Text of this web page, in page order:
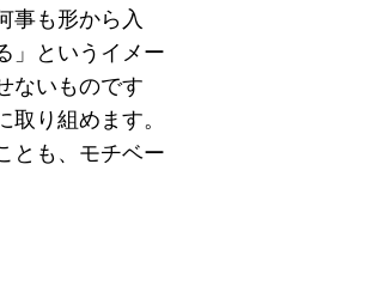
事も形から入
」というイメー
ないものです
り組めます。
とも、モチベー